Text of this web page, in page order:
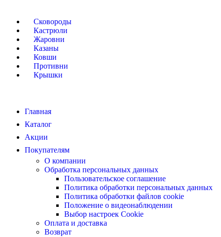
Сковороды
Кастрюли
Жаровни
Казаны
Ковши
Противни
Крышки
Главная
Каталог
Акции
Покупателям
О компании
Обработка персональных данных
Пользовательское соглашение
Политика обработки персональных данных
Политика обработки файлов cookie
Положение о видеонаблюдении
Выбор настроек Cookie
Оплата и доставка
Возврат